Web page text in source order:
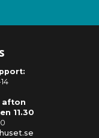
afton
11.30